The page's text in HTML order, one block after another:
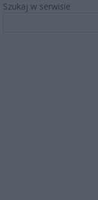
Szukaj w serwisie